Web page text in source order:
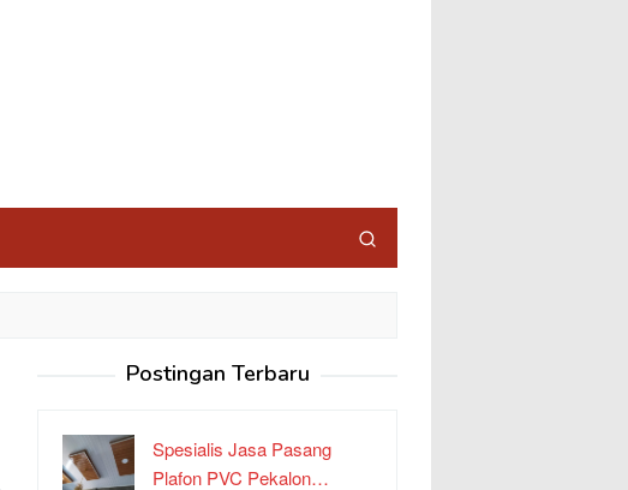
Postingan Terbaru
Spesialis Jasa Pasang
Plafon PVC Pekalon…